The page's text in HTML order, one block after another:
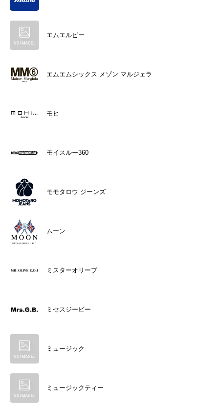
エムエルビー
エムエムシックス メゾン マルジェラ
モヒ
モイスルー360
モモタロウ ジーンズ
ムーン
ミスターオリーブ
ミセスジービー
ミュージック
ミュージックティー